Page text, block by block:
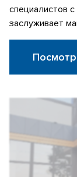
специалистов
заслуживает